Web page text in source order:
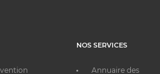
NOS SERVICES
Annuaire des